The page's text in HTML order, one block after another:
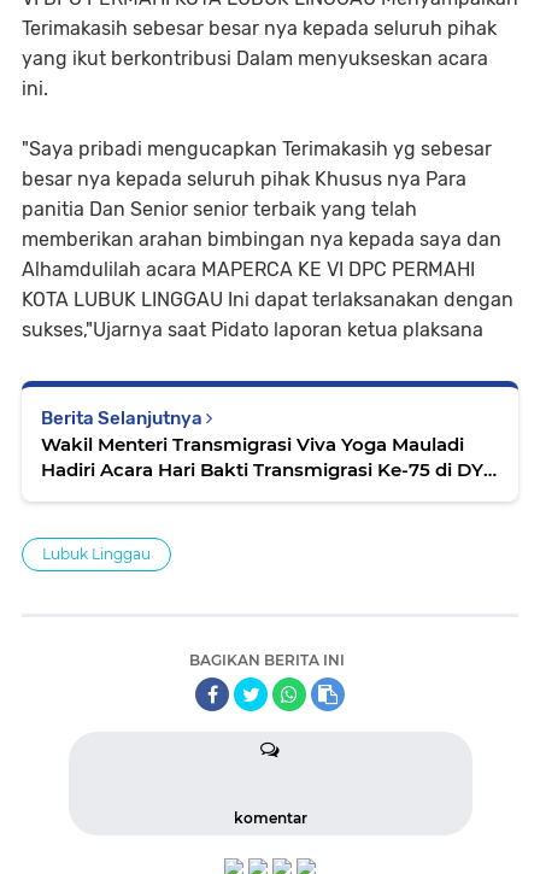
Terimakasih sebesar besar nya kepada seluruh pihak
yang ikut berkontribusi Dalam menyukseskan acara
ini.
"Saya pribadi mengucapkan Terimakasih yg sebesar
besar nya kepada seluruh pihak Khusus nya Para
panitia Dan Senior senior terbaik yang telah
memberikan arahan bimbingan nya kepada saya dan
Alhamdulilah acara MAPERCA KE VI DPC PERMAHI
KOTA LUBUK LINGGAU Ini dapat terlaksanakan dengan
sukses,"Ujarnya saat Pidato laporan ketua plaksana
Berita Selanjutnya
Wakil Menteri Transmigrasi Viva Yoga Mauladi
Hadiri Acara Hari Bakti Transmigrasi Ke-75 di DY :
Lubuk Linggau
BAGIKAN BERITA INI
komentar